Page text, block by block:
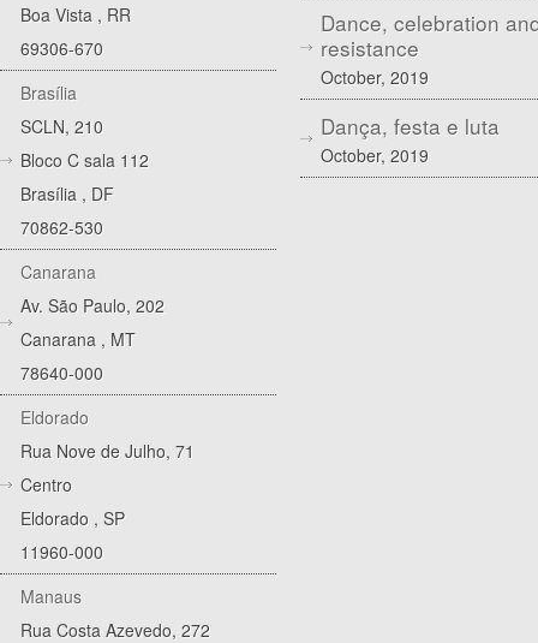
Boa Vista , RR
69306-670
Brasília
SCLN, 210
Bloco C sala 112
Brasília , DF
70862-530
Canarana
Av. São Paulo, 202
Canarana , MT
78640-000
Eldorado
Rua Nove de Julho, 71
Centro
Eldorado , SP
11960-000
Manaus
Rua Costa Azevedo, 272
Dance, celebration
resistance
October, 2019
Dança, festa e luta
October, 2019